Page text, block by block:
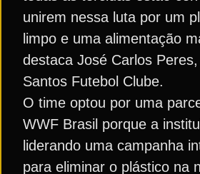
unirem nessa luta por um
limpo e uma alimentação
destaca José Carlos
Santos Futebol Clube.
O time optou por uma
WWF Brasil porque a
liderando uma campanha
para eliminar o plástico na